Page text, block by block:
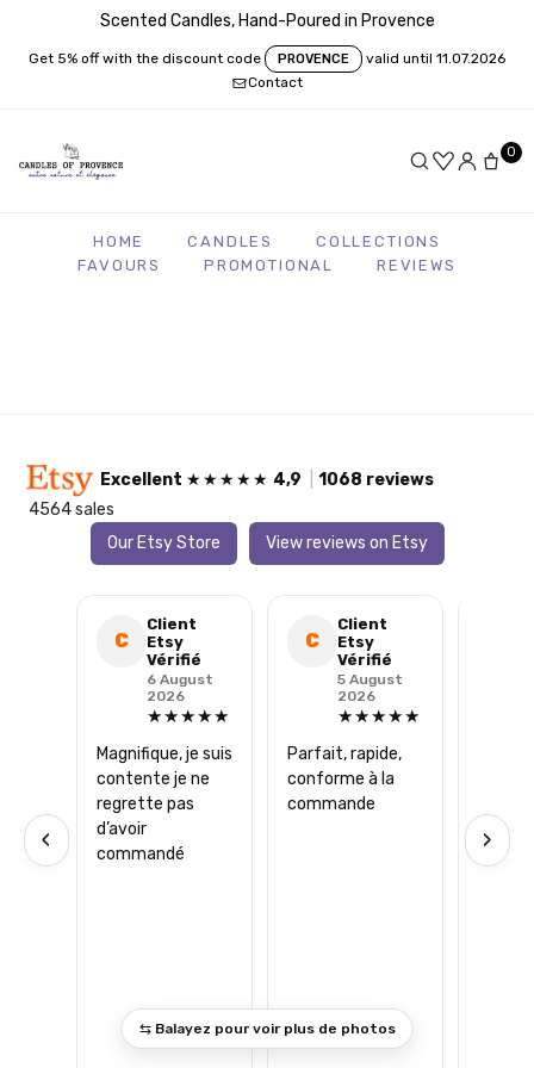
Scented Candles, Hand-Poured in Provence
Get 5% off with the discount code PROVENCE
valid until 11.07.2026
Contact
0
HOME CANDLES
COLLECTIONS
FAVOURS
PROMOTIONAL REVIEWS
Excellent ★★★★★ 4,9
1068 reviews
4564 sales
Our Etsy Store
View reviews on Etsy
‹
C
Client
Etsy
Vérifié
6 August
2026
★★★★★
Magnifique, je suis
contente je ne
regrette pas
d’avoir
commandé
C
Client
Etsy
Vérifié
5 August
2026
★★★★★
Parfait, rapide,
conforme à la
commande
et
›